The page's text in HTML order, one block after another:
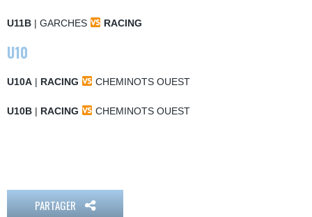
U11B | GARCHES RACING
U10
U10A | RACING CHEMINOTS OUEST
U10B | RACING CHEMINOTS OUEST
PARTAGER